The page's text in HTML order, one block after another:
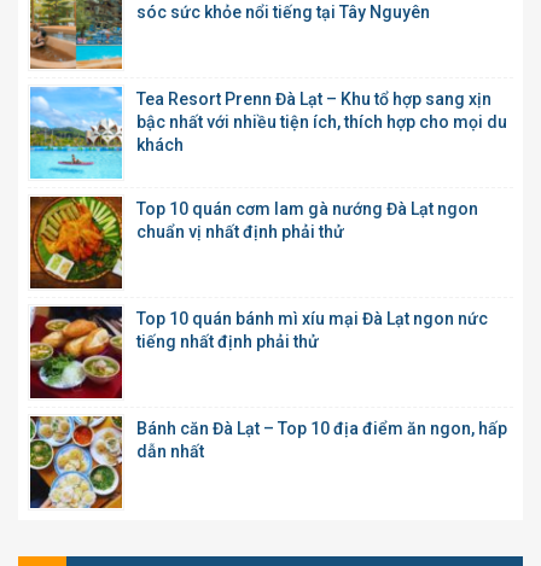
sóc sức khỏe nổi tiếng tại Tây Nguyên
Tea Resort Prenn Đà Lạt – Khu tổ hợp sang xịn
bậc nhất với nhiều tiện ích, thích hợp cho mọi du
khách
Top 10 quán cơm lam gà nướng Đà Lạt ngon
chuẩn vị nhất định phải thử
Top 10 quán bánh mì xíu mại Đà Lạt ngon nức
tiếng nhất định phải thử
Bánh căn Đà Lạt – Top 10 địa điểm ăn ngon, hấp
dẫn nhất